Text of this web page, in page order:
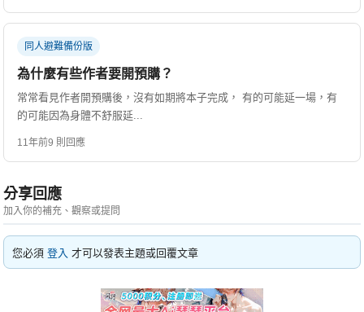
同人避難備份版
為什麼有些作者要開預購？
常常看見作者開預購後，沒有如期將本子完成， 有的可能延一場，有
的可能因為身體不舒服延...
11年前9 則回應
分享回應
加入你的補充、觀察或提問
您必須登入 才可以發表主題或回覆文章